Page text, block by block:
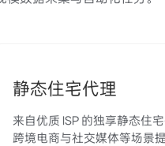
静态住宅代理
来自优质 ISP 的独享静态住
跨境电商与社交媒体等场景